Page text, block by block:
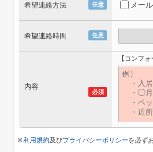
任意
希望連絡方法 メール
任意
希望連絡時間
必須
内容
【コンフ
※利用規約及びプライバシーポリシーを必ず